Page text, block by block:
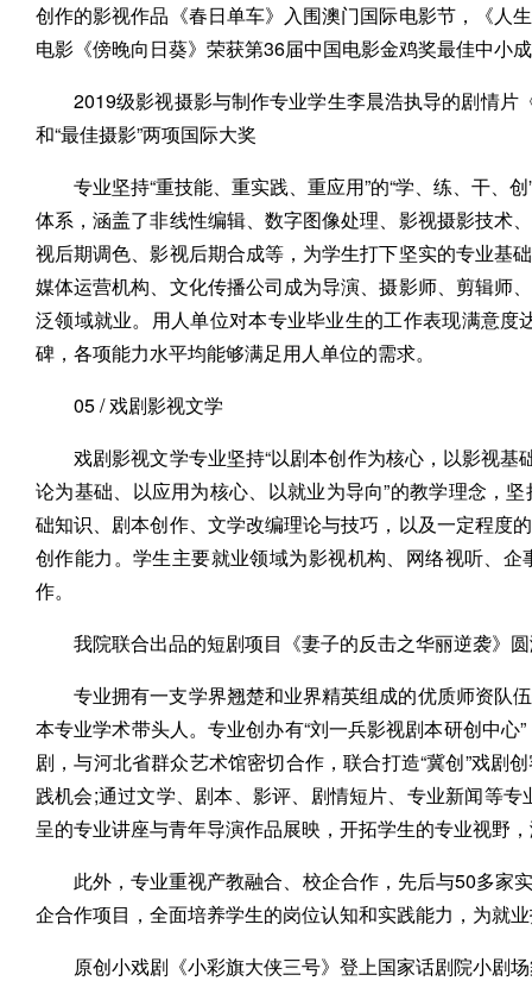
创作的影视作品《春日单车》入围澳门国际电影节，《人
电影《傍晚向日葵》荣获第36届中国电影金鸡奖最佳中小
2019级影视摄影与制作专业学生李晨浩执导的剧情片
和“最佳摄影”两项国际大奖
专业坚持“重技能、重实践、重应用”的“学、练、干、
体系，涵盖了非线性编辑、数字图像处理、影视摄影技术
视后期调色、影视后期合成等，为学生打下坚实的专业基
媒体运营机构、文化传播公司成为导演、摄影师、剪辑师
泛领域就业。用人单位对本专业毕业生的工作表现满意
碑，各项能力水平均能够满足用人单位的需求。
05 / 戏剧影视文学
戏剧影视文学专业坚持“以剧本创作为核心，以影视
论为基础、以应用为核心、以就业为导向”的教学理念，
础知识、剧本创作、文学改编理论与技巧，以及一定程度
创作能力。学生主要就业领域为影视机构、网络视听、
作。
我院联合出品的短剧项目《妻子的反击之华丽逆袭》
专业拥有一支学界翘楚和业界精英组成的优质师资队
本专业学术带头人。专业创办有“刘一兵影视剧本研创中
剧，与河北省群众艺术馆密切合作，联合打造“冀创”戏剧
践机会;通过文学、剧本、影评、剧情短片、专业新闻等
呈的专业讲座与青年导演作品展映，开拓学生的专业视野
此外，专业重视产教融合、校企合作，先后与50多家
企合作项目，全面培养学生的岗位认知和实践能力，为就
原创小戏剧《小彩旗大侠三号》登上国家话剧院小剧